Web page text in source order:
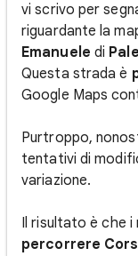
vi scrivo per
riguardante la
Emanuele di
Questa strada è
Google Maps
Purtroppo,
tentativi di
variazione.
Il risultato è che i
percorrere